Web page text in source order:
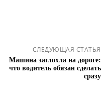
СЛЕДУЮЩАЯ СТАТЬЯ
Машина заглохла на дороге:
что водитель обязан сделать
сразу